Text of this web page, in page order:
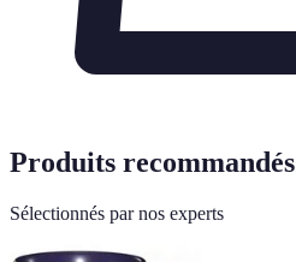
Produits recommandés
Sélectionnés par nos experts